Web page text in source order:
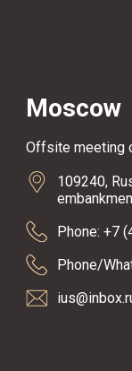
Moscow
Offsite meeting
109240,
Phone: +7
Phone/